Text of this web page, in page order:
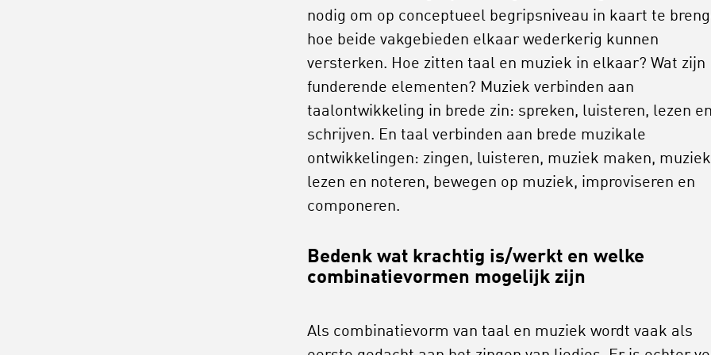
nodig om op conceptueel begripsniveau in kaart te
hoe beide vakgebieden elkaar wederkerig kunnen
versterken. Hoe zitten taal en muziek in elkaar? Wat zijn
funderende elementen? Muziek verbinden aan
taalontwikkeling in brede zin: spreken, luisteren, lezen en
schrijven. En taal verbinden aan brede muzikale
ontwikkelingen: zingen, luisteren, muziek maken, muziek
lezen en noteren, bewegen op muziek, improviseren en
componeren.
Bedenk wat krachtig is/werkt en welke
combinatievormen mogelijk zijn
Als combinatievorm van taal en muziek wordt vaak als